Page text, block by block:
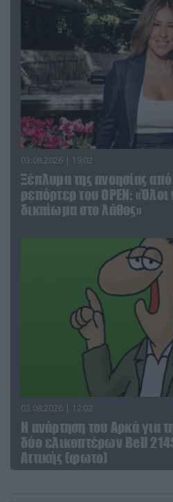
03.08.2026 | 19:02
Ξέπλυμα της ανοησίας
ρεπόρτερ του ΟΡΕΝ:
δικαίωμα στο λάθος»
03.08.2026 | 12:02
Η ανάρτηση του Αρκά για
δύο ελικοπτέρων Bell
Αττικής (φωτο)